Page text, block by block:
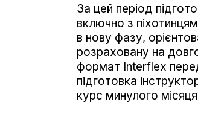
За цей період
включно з
в нову фазу,
розраховану на
формат Interflex
підготовка
курс минулого